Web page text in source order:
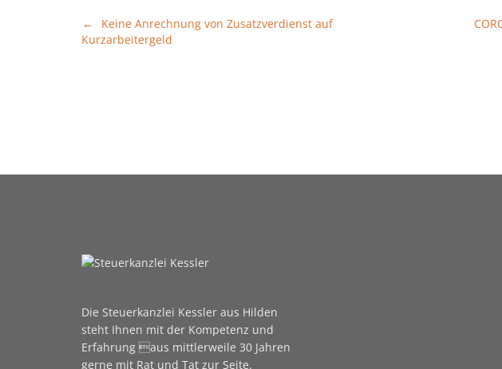
Beitragsnavigation
Keine Anrechnung von Zusatzverdienst auf
Kurzarbeitergeld
Die Steuerkanzlei Kessler aus Hilden
steht Ihnen mit der Kompetenz und
Erfahrung aus mittlerweile 30 Jahren
gerne mit Rat und Tat zur Seite.